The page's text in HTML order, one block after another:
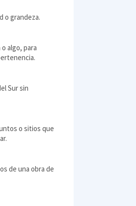
o grandeza.
algo, para
Sur sin
o sitios que
de una obra de